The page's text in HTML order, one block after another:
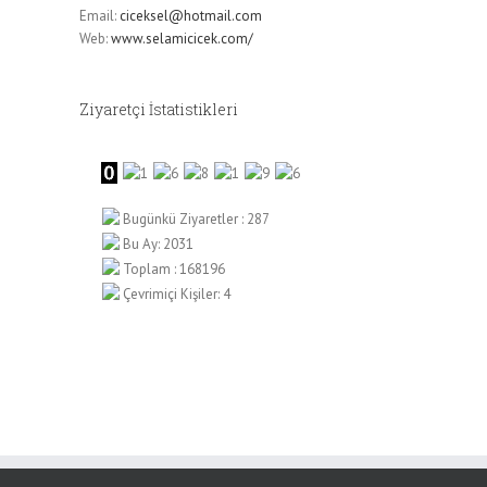
Email: ciceksel@hotmail.com
Web:www.selamicicek.com/
Ziyaretçi İstatistikleri
Bugünkü Ziyaretler : 287
Bu Ay: 2031
Toplam : 168196
Çevrimiçi Kişiler: 4